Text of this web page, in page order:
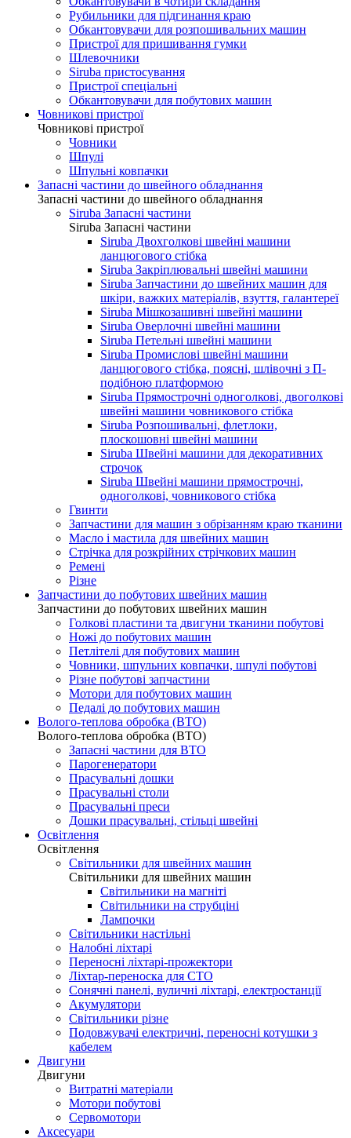
Рубильники для підгинання краю
Обкантовувачи для розпошивальних машин
Пристрої для пришивання гумки
Шлевочники
Siruba пристосування
Пристрої спеціальні
Обкантовувачи для побутових машин
Човникові пристрої
Човникові пристрої
Човники
Шпулі
Шпульні ковпачки
Запасні частини до швейного обладнання
Запасні частини до швейного обладнання
Siruba Запасні частини
Siruba Запасні частини
Siruba Двохголкові швейні машини
ланцюгового стібка
Siruba Закріплювальні швейні машини
Siruba Запчастини до швейних машин для
шкіри, важких матеріалів, взуття, галантереї
Siruba Мішкозашивні швейні машини
Siruba Оверлочні швейні машини
Siruba Петельні швейні машини
Siruba Промислові швейні машини
ланцюгового стібка, поясні, шлівочні з П-
подібною платформою
Siruba Прямострочні одноголкові, двоголкові
швейні машини човникового стібка
Siruba Розпошивальні, флетлоки,
плоскошовні швейні машини
Siruba Швейні машини для декоративних
строчок
Siruba Швейні машини прямострочні,
одноголкові, човникового стібка
Гвинти
Запчастини для машин з обрізанням краю тканини
Масло і мастила для швейних машин
Стрічка для розкрійних стрічкових машин
Ремені
Різне
Запчастини до побутових швейних машин
Запчастини до побутових швейних машин
Голкові пластини та двигуни тканини побутові
Ножі до побутових машин
Петлітелі для побутових машин
Човники, шпульних ковпачки, шпулі побутові
Різне побутові запчастини
Мотори для побутових машин
Педалі до побутових машин
Волого-теплова обробка (ВТО)
Волого-теплова обробка (ВТО)
Запасні частини для ВТО
Парогенератори
Прасувальні дошки
Прасувальні столи
Прасувальні преси
Дошки прасувальні, стільці швейні
Освітлення
Освітлення
Світильники для швейних машин
Світильники для швейних машин
Світильники на магніті
Світильники на струбціні
Лампочки
Світильники настільні
Налобні ліхтарі
Переносні ліхтарі-прожектори
Ліхтар-переноска для СТО
Сонячні панелі, вуличні ліхтарі, електростанції
Акумулятори
Світильники різне
Подовжувачі електричні, переносні котушки з
кабелем
Двигуни
Двигуни
Витратні матеріали
Мотори побутові
Сервомотори
Аксесуари